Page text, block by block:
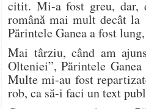
citit. Mi-a fost greu, dar,
română mai mult decât
Părintele Ganea a fost
Mai târziu, când am
Olteniei”, Părintele
Multe mi-au fost
rob, ca să-i faci un text